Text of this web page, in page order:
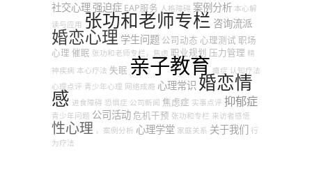
社交心理 强迫症 EAP服务 人格障碍 案例分析 本心解
读与应用 张功和老师专栏 咨询流派
婚恋心理 学生问题 公司动态 心理测试 职场
心理 催眠 张功和老师专栏，焦虑 职业规划 压力管理 精
神疾病 本心疗法 失眠 亲子教育 癔症 认知疗法
心理点评 青少年心理 网络成瘾 心理常识 婚恋情
感 进食障碍 恐惧症 公司新闻 焦虑症 实事点评 抑郁症
青少年问题 公司活动危机干预 张功和专栏 来访者感悟
性心理 ，案例分析 心理学堂 家庭关系 关于我们 行
为疗法